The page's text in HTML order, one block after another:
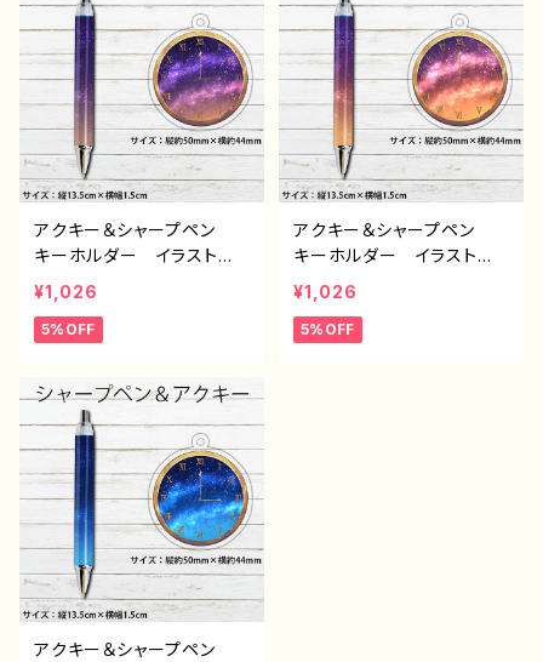
（アクキー＆シャープペン）
作：星灯れぬ F-5
クキー＆シャープペン）
作：星灯れぬ F-5
アクキー＆シャープペン
キーホルダー イラスト
おしゃれ かわいい エモ
い おすすめ 個性的 綺
麗 人気 イラストレータ
オリジナル デザイン グッ
ズ タイトル：闇夜セット（ア
クキー＆シャープペン）
作：星灯れぬ F-5
¥1,026
5%OFF
アクキー＆シャープペン
キーホルダー イラスト
おしゃれ かわいい エモ
い おすすめ 個性的 綺
麗 人気 イラストレータ
¥1,026
5%OFF
アクキー＆シャープペン